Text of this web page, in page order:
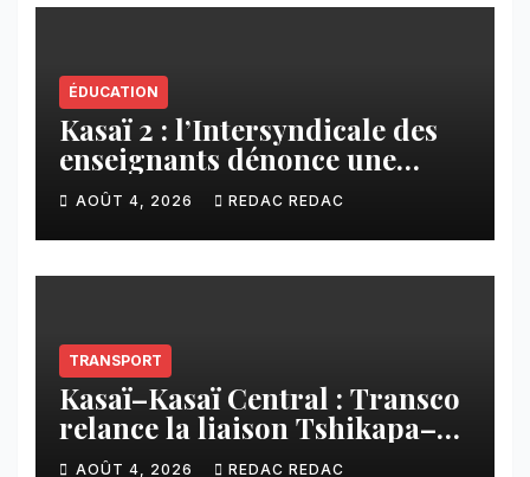
ÉDUCATION
Kasaï 2 : l’Intersyndicale des
enseignants dénonce une
contribution financière
imposée aux écoles de la
CNCA
AOÛT 4, 2026 REDAC REDAC
TRANSPORT
Kasaï–Kasaï Central : Transco
relance la liaison Tshikapa–
Tshiamu pour faciliter les
AOÛT 4, 2026 REDAC REDAC